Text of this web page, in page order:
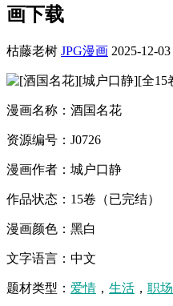
画下载
枯藤老树 JPG漫画 2025-12-03
漫画名称：酒国名花
资源编号：J0726
漫画作者：城户口静
作品状态：15卷（已完结）
漫画颜色：黑白
文字语言：中文
题材类型： 爱情 ， 生活 ， 职场